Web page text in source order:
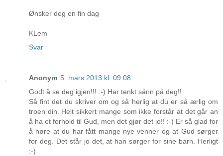
Ønsker deg en fin dag
KLem
Svar
Anonym 5. mars 2013 kl. 09:08
Godt å se deg igjen!!! :-) Har tenkt sånn på deg!!
Så fint det du skriver om og så herlig at du er så ærlig om
troen din. Helt sikkert mange som ikke forstår at det går an
å ha et forhold til Gud, men det gjør det jo!! :-) Er så glad for
å høre at du har fått mange nye venner og at Gud sørger
for deg. Det står jo det, at han sørger for sine barn. Herligt
:-)